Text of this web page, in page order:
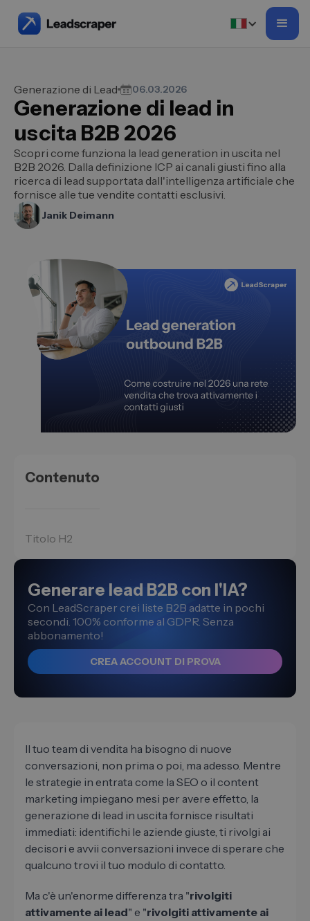
Generazione di Lead 06.03.2026
Generazione di lead in
uscita B2B 2026
Scopri come funziona la lead generation in uscita nel
B2B 2026. Dalla definizione ICP ai canali giusti fino alla
ricerca di lead supportata dall'intelligenza artificiale che
fornisce alle tue vendite contatti esclusivi.
Janik Deimann
Contenuto
Titolo H2
Generare lead B2B con l'IA?
Con LeadScraper crei liste B2B adatte in pochi
secondi. 100% conforme al GDPR. Senza
abbonamento!
CREA ACCOUNT DI PROVA
Il tuo team di vendita ha bisogno di nuove
conversazioni, non prima o poi, ma adesso. Mentre
le strategie in entrata come la SEO o il content
marketing impiegano mesi per avere effetto, la
generazione di lead in uscita fornisce risultati
immediati: identifichi le aziende giuste, ti rivolgi ai
decisori e avvii conversazioni invece di sperare che
qualcuno trovi il tuo modulo di contatto.
Ma c'è un'enorme differenza tra "rivolgiti
attivamente ai lead" e "rivolgiti attivamente ai